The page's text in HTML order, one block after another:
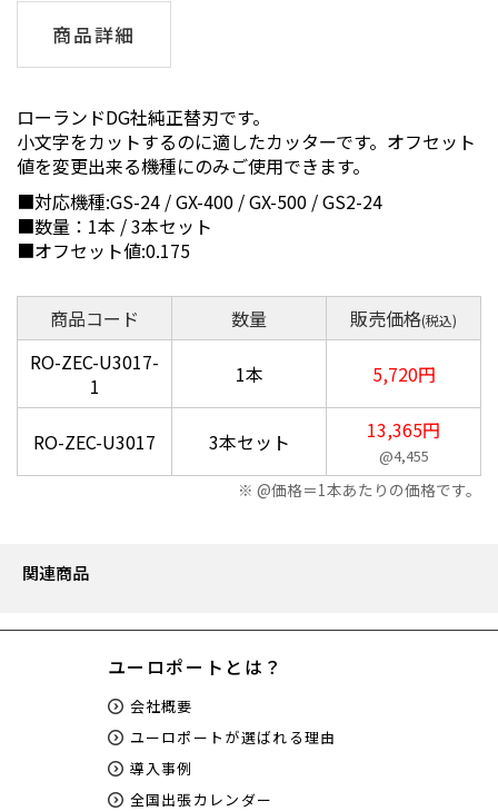
商品詳細
ローランドDG社純正替刃です。
小文字をカットするのに適したカッターです。オフセット
値を変更出来る機種にのみご使用できます。
■対応機種:GS-24 / GX-400 / GX-500 / GS2-24
■数量：1本 / 3本セット
■オフセット値:0.175
商品コード 数量 販売価格(税込)
RO-ZEC-U3017-
1
1本 5,720円
RO-ZEC-U3017 3本セット 13,365円
@4,455
@価格＝1本あたりの価格です。
関連商品
ユーロポートとは？
会社概要
ユーロポートが選ばれる理由
導入事例
全国出張カレンダー